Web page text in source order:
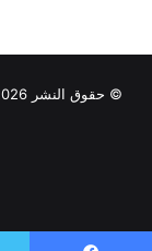
© حقوق النشر 2026، جميع الحقوق محفوظة |